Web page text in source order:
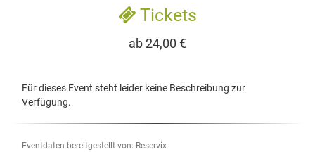
Tickets
ab 24,00 €
Für dieses Event steht leider keine Beschreibung zur
Verfügung.
Eventdaten bereitgestellt von: Reservix